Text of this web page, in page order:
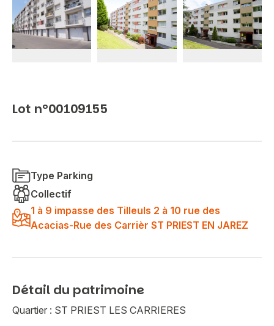
Lot n°00109155
Type Parking
Collectif
1 à 9 impasse des Tilleuls 2 à 10 rue des
Acacias-Rue des Carrièr ST PRIEST EN JAREZ
Détail du patrimoine
Quartier : ST PRIEST LES CARRIERES